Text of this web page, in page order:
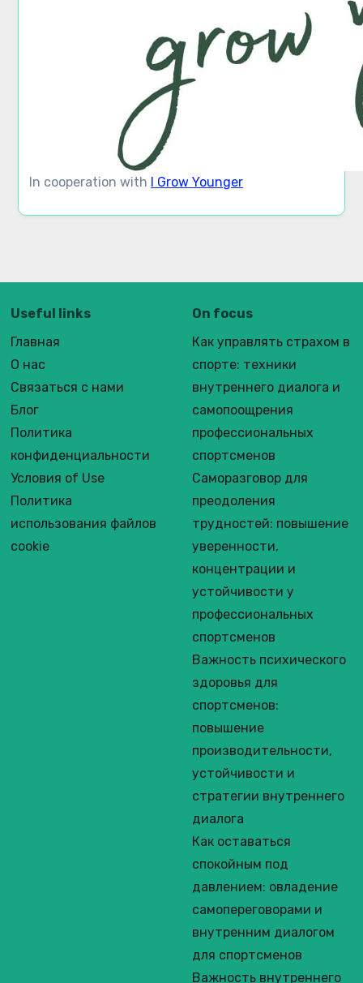
In cooperation with I Grow Younger
Useful links
Главная
О нас
Связаться с нами
Блог
Политика
конфиденциальности
Условия of Use
Политика
использования файлов
cookie
On focus
Как управлять страхом в
спорте: техники
внутреннего диалога и
самопоощрения
профессиональных
спортсменов
Саморазговор для
преодоления
трудностей: повышение
уверенности,
концентрации и
устойчивости у
профессиональных
спортсменов
Важность психического
здоровья для
спортсменов:
повышение
производительности,
устойчивости и
стратегии внутреннего
диалога
Как оставаться
спокойным под
давлением: овладение
самопереговорами и
внутренним диалогом
для спортсменов
Важность внутреннего